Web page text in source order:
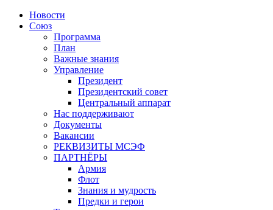
Новости
Союз
Программа
План
Важные знания
Управление
Президент
Президентский совет
Центральный аппарат
Нас поддерживают
Документы
Вакансии
РЕКВИЗИТЫ МСЭФ
ПАРТНЁРЫ
Армия
Флот
Знания и мудрость
Предки и герои